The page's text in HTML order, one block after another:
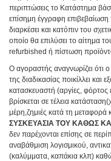
περιπτώσεις το Κατάστημα
επίσημη έγγραφη
διαρκέσει και κατόπιν του
οποίο θα επιλύσει το αίτημα
refurbished ή πίστωση
Ο αγοραστής αναγνωρίζει ότι
της διαδικασίας ποικίλλει και
κατασκευαστή (αργίες,
βρίσκεται σε τέλεια
μέρη,ζημιές κατά τη μεταφορά
ΣΥΣΚΕΥΑΣΙΑ ΤΟΥ ΚΑΘΩΣ
δεν παρέχονται επίσης σε
αναβάθμιση λογισμικού,
(καλύμματα, καπάκια κλπ)